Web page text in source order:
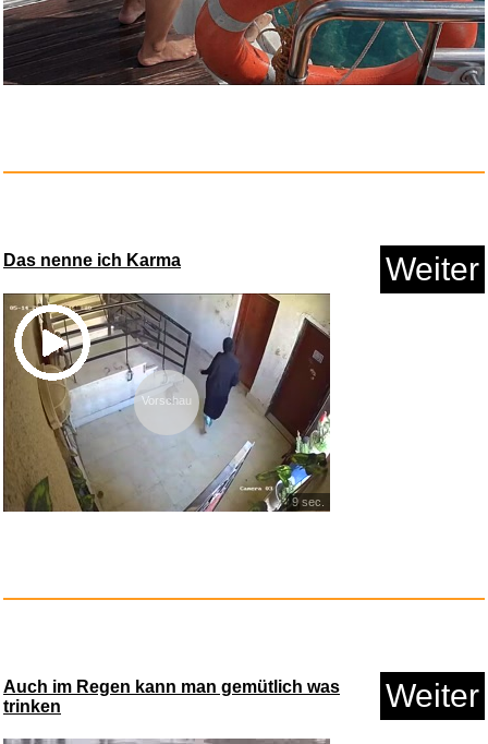
Lymphdrainage Bürste Gesi...
Anzeige
Solar Optics Sonnenfinsternisb...
Das nenne ich Karma Weiter
Vorschau
9 sec.
Auch im Regen kann man gemütlich was
trinken
Weiter